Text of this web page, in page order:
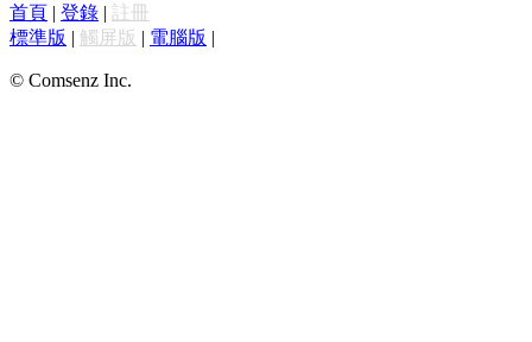
首頁 | 登錄 | 註冊
標準版 | 觸屏版 | 電腦版 |
© Comsenz Inc.